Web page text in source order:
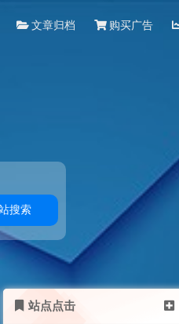
文章归档 购买广告
搜索
站点点击